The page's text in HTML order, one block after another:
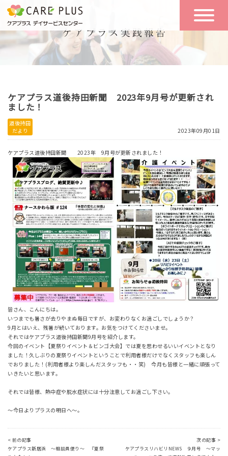
こんな方に
おすすめ
一日の流れ
一日体験
空き状況
リクルート
お問い合わせ
体験希望
ケアプラス道後持田新聞 2023年9月号が更新され
ました！
道後持田
だより
2023年09月01日
ケアプラス道後持田新聞 2023年 9月号が更新されました！
皆さん、こんにちは。
いつまでも暑さが去りやまぬ毎日ですが、お変わりなくお過ごしでしょうか？
9月とはいえ、残暑が続いております。お気をつけてくださいませ。
それではケアプラス道後持田新聞9月号を紹介します。
今回のイベント【夏祭りイベント＆ビンゴ大会】では夏を思わせるいいイベントとなり
ました！久しぶりの夏祭りイベントということで利用者様だけでなくスタッフも楽しん
でおりました！(利用者様より楽しんだスタッフも・・笑) 今月も皆様と一緒に頑張って
いきたいと思います。
それでは皆様、熱中症や脱水症状には十分注意してお過ごし下さい。
～今日よりプラスの明日へ～。
< 前の記事
ケアプラス新居浜 ～相談員便り～ 『夏祭
次の記事 >
ケアプラスリハビリNEWS ９月号 ～マッ